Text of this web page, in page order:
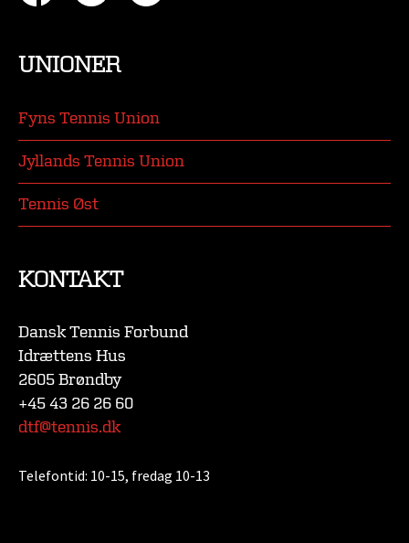
UNIONER
Fyns Tennis Union
Jyllands Tennis Union
Tennis Øst
KONTAKT
Dansk Tennis Forbund
Idrættens Hus
2605 Brøndby
+45 43 26 26 60
dtf@tennis.dk
Telefontid: 10-15, fredag 10-13